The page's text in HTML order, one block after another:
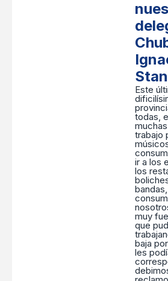
Este
todas,
trabajo
ir a los
los
muy
que
baja
les